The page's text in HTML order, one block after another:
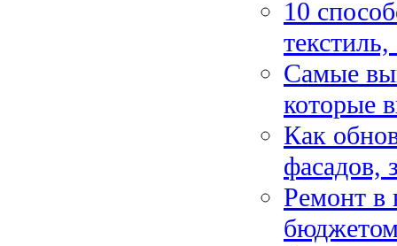
10
Самые
которые
Как
фасадов,
Ремонт в